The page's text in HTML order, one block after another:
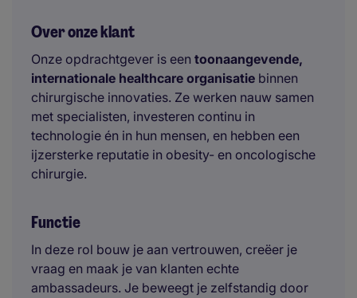
Over onze klant
Onze opdrachtgever is een toonaangevende,
internationale healthcare organisatie binnen
chirurgische innovaties. Ze werken nauw samen
met specialisten, investeren continu in
technologie én in hun mensen, en hebben een
ijzersterke reputatie in obesity- en oncologische
chirurgie.
Functie
In deze rol bouw je aan vertrouwen, creëer je
vraag en maak je van klanten echte
ambassadeurs. Je beweegt je zelfstandig door